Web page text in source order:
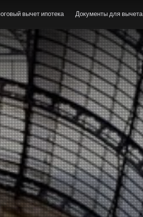
вычет ипотека Документы для вычета